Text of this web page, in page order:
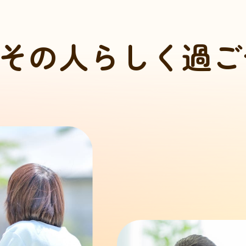
穏やかに、その人らしく
その人ら し く 過ご